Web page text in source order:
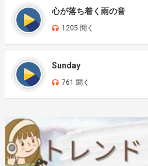
心が落ち着く雨の音
1205 聞く
Sunday
761 聞く